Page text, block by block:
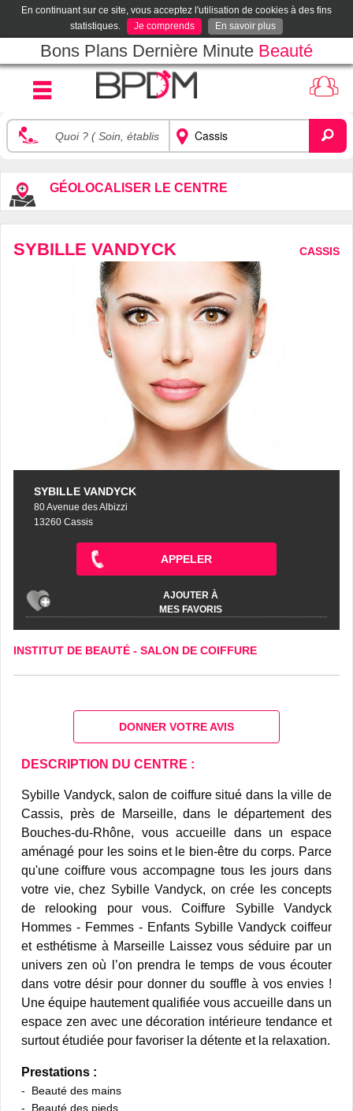
En continuant sur ce site, vous acceptez l'utilisation de cookies à des fins
statistiques.
Je comprends En savoir plus
Bons Plans Dernière Minute Beauté
GÉOLOCALISER LE CENTRE
SYBILLE VANDYCK CASSIS
SYBILLE VANDYCK
80 Avenue des Albizzi
13260 Cassis
APPELER
AJOUTER À
MES FAVORIS
INSTITUT DE BEAUTÉ - SALON DE COIFFURE
DONNER VOTRE AVIS
DESCRIPTION DU CENTRE :
Sybille Vandyck, salon de coiffure situé dans la ville de
Cassis, près de Marseille, dans le département des
Bouches-du-Rhône, vous accueille dans un espace
aménagé pour les soins et le bien-être du corps. Parce
qu'une coiffure vous accompagne tous les jours dans
votre vie, chez Sybille Vandyck, on crée les concepts
de relooking pour vous. Coiffure Sybille Vandyck
Hommes - Femmes - Enfants Sybille Vandyck coiffeur
et esthétisme à Marseille Laissez vous séduire par un
univers zen où l’on prendra le temps de vous écouter
dans votre désir pour donner du souffle à vos envies !
Une équipe hautement qualifiée vous accueille dans un
espace zen avec une décoration intérieure tendance et
surtout étudiée pour favoriser la détente et la relaxation.
Prestations :
Beauté des mains
Beauté des pieds